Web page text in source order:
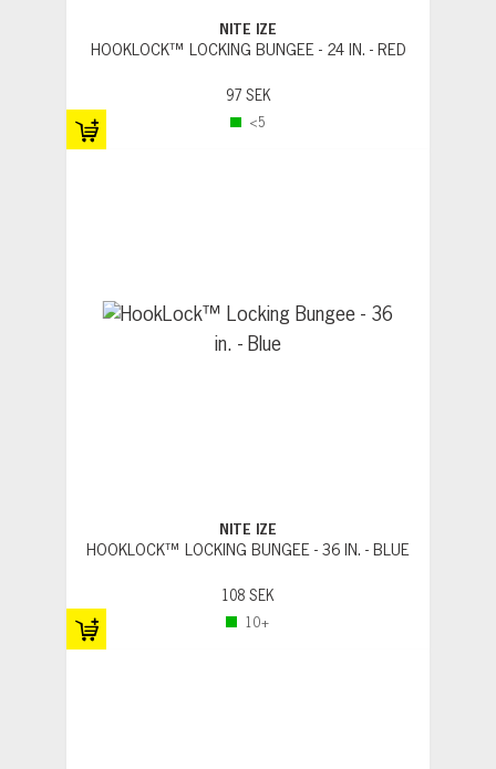
NITE IZE
HOOKLOCK™ LOCKING BUNGEE - 24 IN. - RED
97 SEK
<5
NITE IZE
HOOKLOCK™ LOCKING BUNGEE - 36 IN. - BLUE
108 SEK
10+